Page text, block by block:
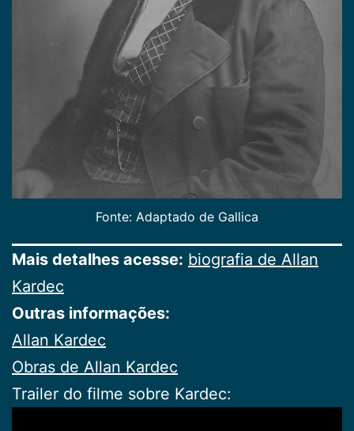
Fonte: Adaptado de Gallica
Mais detalhes acesse: biografia de Allan
Kardec
Outras informações:
Allan Kardec
Obras de Allan Kardec
Trailer do filme sobre Kardec: